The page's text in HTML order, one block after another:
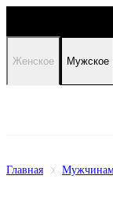
Женское Мужское
Главная